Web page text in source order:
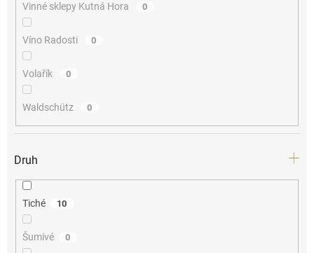
Vinné sklepy Kutná Hora 0
Víno Radosti 0
Volařík 0
Waldschütz 0
Druh
Tiché 10
Šumivé 0